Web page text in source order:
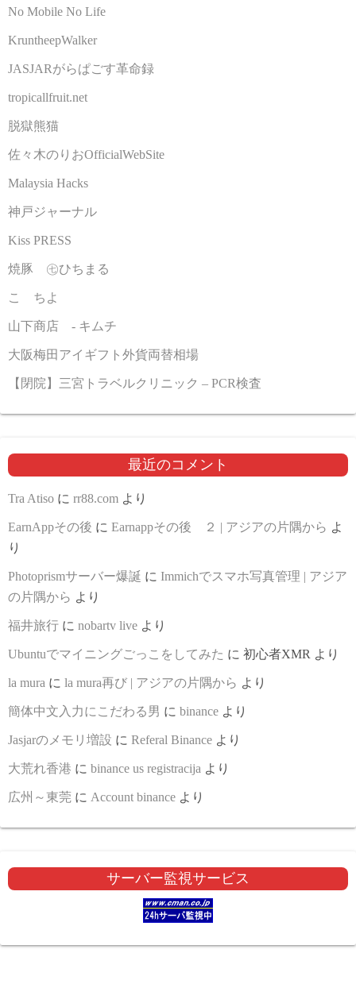
No Mobile No Life
KruntheepWalker
JASJARがらぱごす革命録
tropicallfruit.net
脱獄熊猫
佐々木のりおOfficialWebSite
Malaysia Hacks
神戸ジャーナル
Kiss PRESS
焼豚 ㊆ひちまる
こゝちよ
山下商店 - キムチ
大阪梅田アイギフト外貨両替相場
【閉院】三宮トラベルクリニック – PCR検査
最近のコメント
Tra Atiso に rr88.com より
EarnAppその後 に Earnappその後 ２ | アジアの片隅から よ
り
Photoprismサーバー爆誕 に Immichでスマホ写真管理 | アジア
の片隅から より
福井旅行 に nobartv live より
Ubuntuでマイニングごっこをしてみた に 初心者XMR より
la mura に la mura再び | アジアの片隅から より
簡体中文入力にこだわる男 に binance より
Jasjarのメモリ増設 に Referal Binance より
大荒れ香港 に binance us registracija より
広州～東莞 に Account binance より
サーバー監視サービス